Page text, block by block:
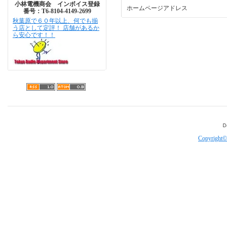
小林電機商会 インボイス登録
番号：T6-8104-4149-2699
秋葉原で６０年以上、何でも揃
う店として定評！ 店舗があるか
ら安心です！！
ホームページアドレス
Copyright©